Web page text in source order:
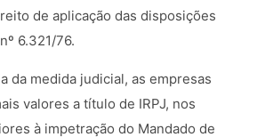
de aplicação das disposições
6.321/76.
da medida judicial, as empresas
valores a título de IRPJ, nos
à impetração do Mandado de